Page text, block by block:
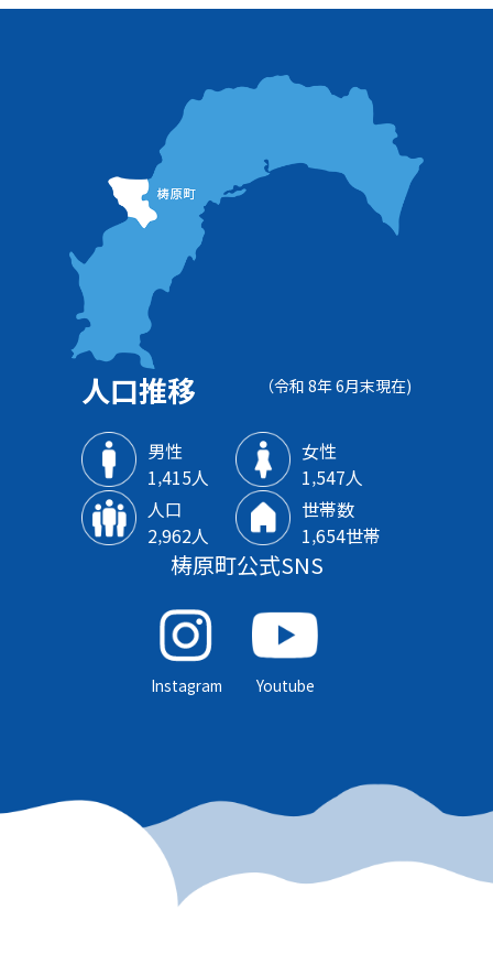
人口推移 （令和 8年 6月末現在)
男性
1‚415人
女性
1‚547人
人口
2‚962人
世帯数
1‚654世帯
梼原町公式SNS
Instagram Youtube